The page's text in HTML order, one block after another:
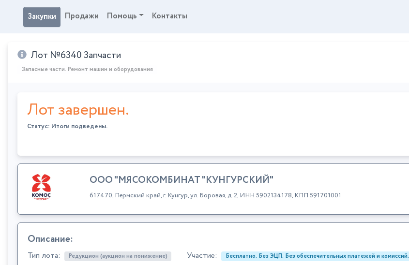
Закупки Продажи Помощь Контакты
Лот №6340 Запчасти
Запасные части. Ремонт машин и оборудования
Лот завершен.
Статус: Итоги подведены.
ООО "МЯСОКОМБИНАТ "КУНГУРСКИЙ"
617470, Пермский край, г. Кунгур, ул. Боровая, д. 2, ИНН 5902134178, КПП 591701001
Описание:
Тип лота: Редукцион (аукцион на понижение) Участие: Бесплатно. Без ЭЦП. Без обеспечительных платежей и комиссий.